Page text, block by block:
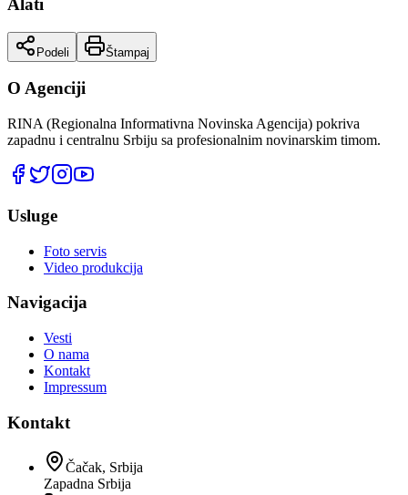
Alati
Podeli Štampaj
O Agenciji
RINA (Regionalna Informativna Novinska Agencija) pokriva
zapadnu i centralnu Srbiju sa profesionalnim novinarskim timom.
Usluge
Foto servis
Video produkcija
Navigacija
Vesti
O nama
Kontakt
Impressum
Kontakt
Čačak, Srbija
Zapadna Srbija